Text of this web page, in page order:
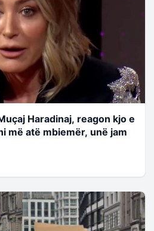
Haradinaj, reagon kjo e
më atë mbiemër, unë jam